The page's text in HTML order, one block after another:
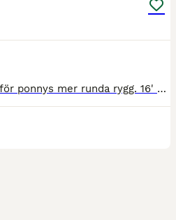
Mycket fin dressyrsadel anpassad för ponnys mer runda rygg. 16' sadel och 34 i bomvidd, omvärmningsbar. Kort anläggningsyta och korta kåpor så passar mindre ryttare eller barn. Djup sits, flyttbara kn